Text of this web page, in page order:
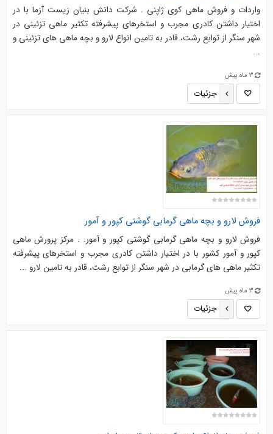
واردات و فروش ماهی کوی ژاپنی . شرکت دانش بنیان زیست آزما با در
اختیار داشتن کادری مجرب و استخرهای پیشرفته تکثیر ماهی تزئینی در
شهر سنگر از توابع رشت، قادر به تامین انواع لارو و بچه ماهی های تزئینی و
...
3 ماه پیش
جزئیات
فروش لارو و بچه ماهی گرمابی گوشتی کپور و آمور
فروش لارو و بچه ماهی گرمابی گوشتی کپور و آمور. . مرکز پرورش ماهی
کپور و آمور کشور با در اختیار داشتن کادری مجرب و استخرهای پیشرفته
تکثیر ماهی های گرمابی در شهر سنگر از توابع رشت، قادر به تامین لارو ...
3 ماه پیش
جزئیات